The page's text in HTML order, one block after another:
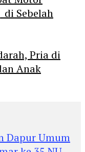
di Sebelah
Pria di
Anak